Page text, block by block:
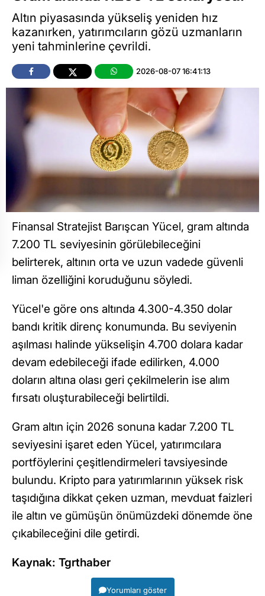
Altın piyasasında yükseliş yeniden hız
kazanırken, yatırımcıların gözü uzmanların
yeni tahminlerine çevrildi.
2026-08-07 16:41:13
Finansal Stratejist Barışcan Yücel, gram altında
7.200 TL seviyesinin görülebileceğini
belirterek, altının orta ve uzun vadede güvenli
liman özelliğini koruduğunu söyledi.
Yücel'e göre ons altında 4.300-4.350 dolar
bandı kritik direnç konumunda. Bu seviyenin
aşılması halinde yükselişin 4.700 dolara kadar
devam edebileceği ifade edilirken, 4.000
doların altına olası geri çekilmelerin ise alım
fırsatı oluşturabileceği belirtildi.
Gram altın için 2026 sonuna kadar 7.200 TL
seviyesini işaret eden Yücel, yatırımcılara
portföylerini çeşitlendirmeleri tavsiyesinde
bulundu. Kripto para yatırımlarının yüksek risk
taşıdığına dikkat çeken uzman, mevduat faizleri
ile altın ve gümüşün önümüzdeki dönemde öne
çıkabileceğini dile getirdi.
Kaynak: Tgrthaber
Yorumları göster